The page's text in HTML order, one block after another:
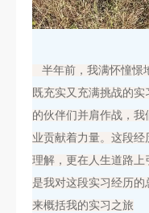
半年前，我满怀憧憬
既充实又充满挑战的
的伙伴们并肩作战，
业贡献着力量。这段
理解，更在人生道路
是我对这段实习经历的
来概括我的实习之旅